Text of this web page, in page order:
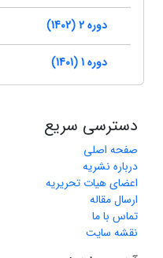
دوره 2 (1402)
دوره 1 (1401)
دسترسی سریع
صفحه اصلی
درباره نشریه
اعضای هیات تحریریه
ارسال مقاله
تماس با ما
نقشه سایت